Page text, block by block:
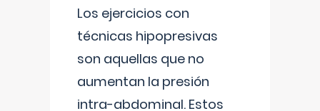
Los ejercicios con
técnicas hipopresivas
son aquellas que no
aumentan la presión
intra-abdominal. Estos